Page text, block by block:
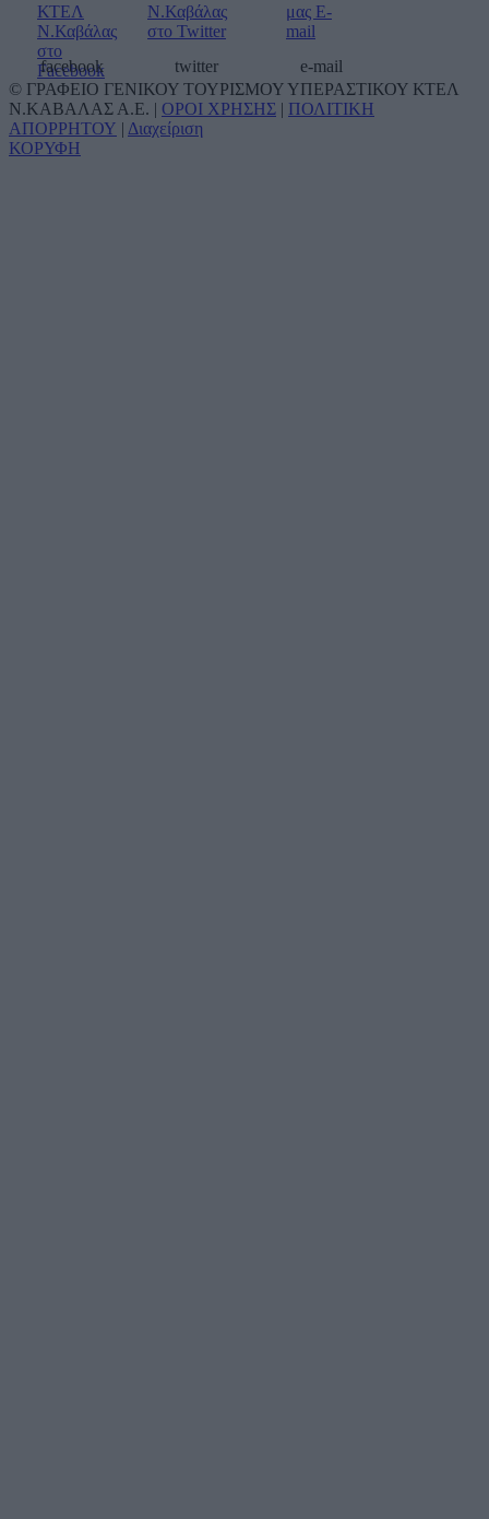
facebook twitter
e-mail
© ΓΡΑΦΕΙΟ ΓΕΝΙΚΟΥ ΤΟΥΡΙΣΜΟΥ ΥΠΕΡΑΣΤΙΚΟΥ ΚΤΕΛ
Ν.ΚΑΒΑΛΑΣ Α.Ε. | ΟΡΟΙ ΧΡΗΣΗΣ | ΠΟΛΙΤΙΚΗ
ΑΠΟΡΡΗΤΟΥ | Διαχείριση
ΚΟΡΥΦΗ